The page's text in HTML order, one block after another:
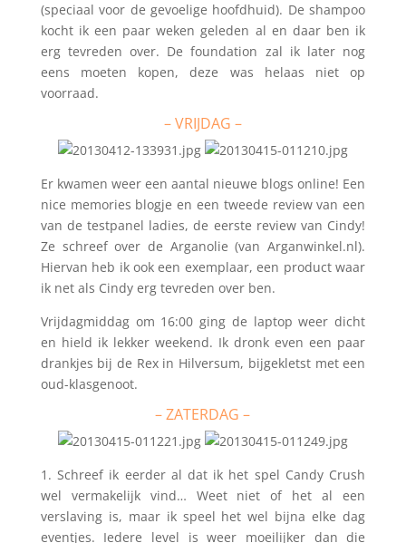
(speciaal voor de gevoelige hoofdhuid). De shampoo
kocht ik een paar weken geleden al en daar ben ik
erg tevreden over. De foundation zal ik later nog
eens moeten kopen, deze was helaas niet op
voorraad.
– VRIJDAG –
Er kwamen weer een aantal nieuwe blogs online! Een
nice memories blogje en een tweede review van een
van de testpanel ladies, de eerste review van Cindy!
Ze schreef over de Arganolie (van Arganwinkel.nl).
Hiervan heb ik ook een exemplaar, een product waar
ik net als Cindy erg tevreden over ben.
Vrijdagmiddag om 16:00 ging de laptop weer dicht
en hield ik lekker weekend. Ik dronk even een paar
drankjes bij de Rex in Hilversum, bijgekletst met een
oud-klasgenoot.
– ZATERDAG –
1. Schreef ik eerder al dat ik het spel Candy Crush
wel vermakelijk vind… Weet niet of het al een
verslaving is, maar ik speel het wel bijna elke dag
eventjes. Iedere level is weer moeilijker dan die